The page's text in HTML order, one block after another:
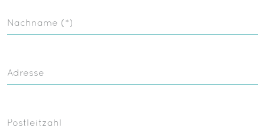
Nachname (*)
Adresse
Postleitzahl